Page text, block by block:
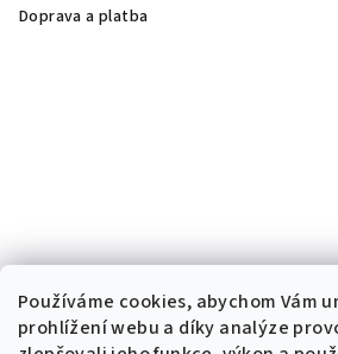
Používáme cookies, abychom Vám
prohlížení webu a díky analýze
Doprava a platba